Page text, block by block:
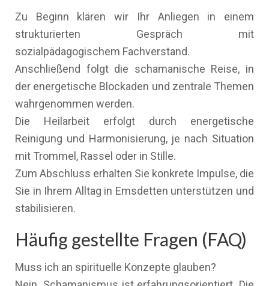
Zu Beginn klären wir Ihr Anliegen in einem
strukturierten Gespräch mit
sozialpädagogischem Fachverstand.
Anschließend folgt die schamanische Reise, in
der energetische Blockaden und zentrale Themen
wahrgenommen werden.
Die Heilarbeit erfolgt durch energetische
Reinigung und Harmonisierung, je nach Situation
mit Trommel, Rassel oder in Stille.
Zum Abschluss erhalten Sie konkrete Impulse, die
Sie in Ihrem Alltag in Emsdetten unterstützen und
stabilisieren.
Häufig gestellte Fragen (FAQ)
Muss ich an spirituelle Konzepte glauben?